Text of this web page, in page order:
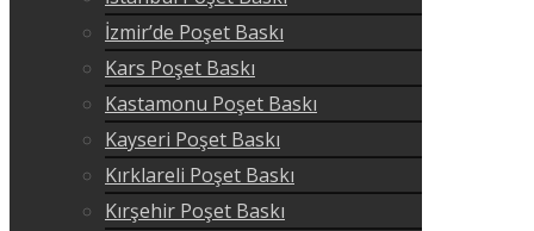
İzmir’de Poşet Baskı
Kars Poşet Baskı
Kastamonu Poşet Baskı
Kayseri Poşet Baskı
Kırklareli Poşet Baskı
Kırşehir Poşet Baskı